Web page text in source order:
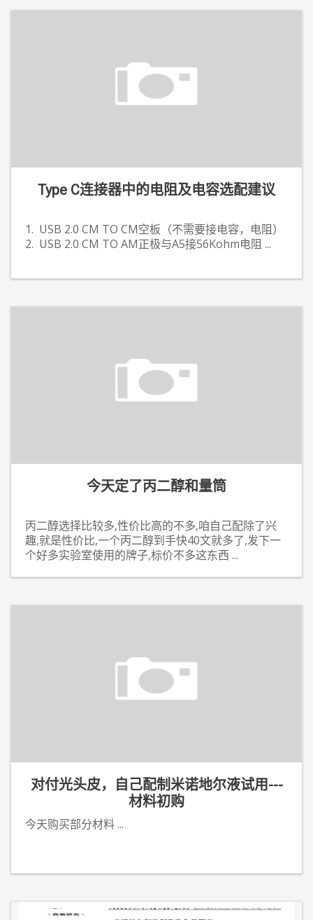
Type C连接器中的电阻及电容选配建议
1. USB 2.0 CM TO CM空板（不需要接电容，电阻）
2. USB 2.0 CM TO AM正极与A5接56Kohm电阻 ...
今天定了丙二醇和量筒
丙二醇选择比较多,性价比高的不多,咱自己配除了兴
趣,就是性价比,一个丙二醇到手快40文就多了,发下一
个好多实验室使用的牌子,标价不多这东西 ...
对付光头皮，自己配制米诺地尔液试用---
材料初购
今天购买部分材料...